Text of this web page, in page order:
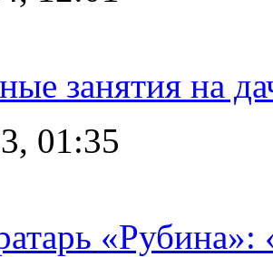
занятия на
01:35
«Рубина»: